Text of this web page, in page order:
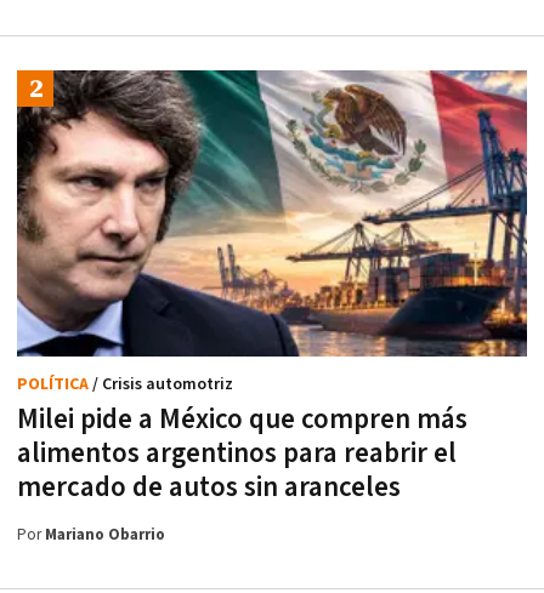
Milei pide a México que compren más
alimentos argentinos para reabrir el
mercado de autos sin aranceles
POLÍTICA/ Crisis automotriz
PorMariano Obarrio